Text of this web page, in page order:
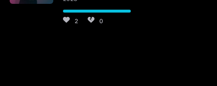
2 0